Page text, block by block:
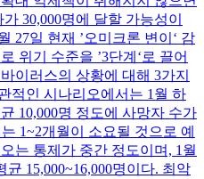
30,000명에 달할 가능성이
27일 현재 ’오미크론 변이‘ 감
위기 수준을 ’3단계‘로 끌어
이러스의 상황에 대해 3가지
적인 시나리오에서는 1월 하
10,000명 정도에 사망자 수가
1~2개월이 소요될 것으로 예
는 통제가 중간 정도이며, 1월
15,000~16,000명이다. 최악